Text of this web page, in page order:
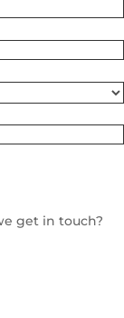
get in touch?